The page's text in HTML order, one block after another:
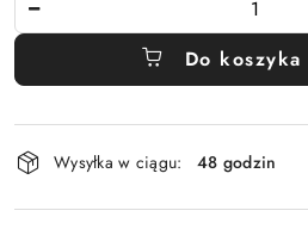
Do koszyka
Dostępność
i
dostawa
Wysyłka w ciągu: 48 godzin